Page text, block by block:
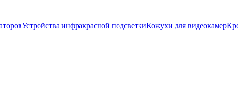
Устройства инфракрасной подсветкиКожухи для видеокамер